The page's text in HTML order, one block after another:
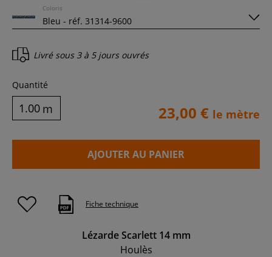
Coloris
Livré sous 3 à 5 jours ouvrés
Quantité
m 23,00 € le mètre
AJOUTER AU PANIER
Fiche technique
Lézarde Scarlett 14 mm
Houlès